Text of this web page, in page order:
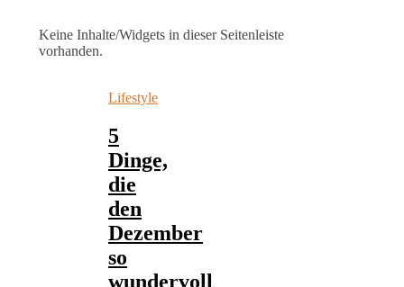
Keine Inhalte/Widgets in dieser Seitenleiste
vorhanden.
Lifestyle
5
Dinge,
die
den
Dezember
so
wundervoll